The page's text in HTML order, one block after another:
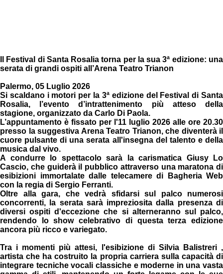
Il Festival di Santa Rosalia torna per la sua 3ª edizione: una
serata di grandi ospiti all’Arena Teatro Trianon
Palermo, 05 Luglio 2026
Si scaldano i motori per la 3ª edizione del Festival di Santa
Rosalia, l’evento d’intrattenimento più atteso della
stagione, organizzato da Carlo Di Paola.
L’appuntamento è fissato per l'11 luglio 2026 alle ore 20.30
presso la suggestiva Arena Teatro Trianon, che diventerà il
cuore pulsante di una serata all'insegna del talento e della
musica dal vivo.
A condurre lo spettacolo sarà la carismatica Giusy Lo
Cascio, che guiderà il pubblico attraverso una maratona di
esibizioni immortalate dalle telecamere di Bagheria Web
con la regia di Sergio Ferranti.
Oltre alla gara, che vedrà sfidarsi sul palco numerosi
concorrenti, la serata sarà impreziosita dalla presenza di
diversi ospiti d'eccezione che si alterneranno sul palco,
rendendo lo show celebrativo di questa terza edizione
ancora più ricco e variegato.
Tra i momenti più attesi, l'esibizione di Silvia Balistreri ,
artista che ha costruito la propria carriera sulla capacità di
integrare tecniche vocali classiche e moderne in una vasta